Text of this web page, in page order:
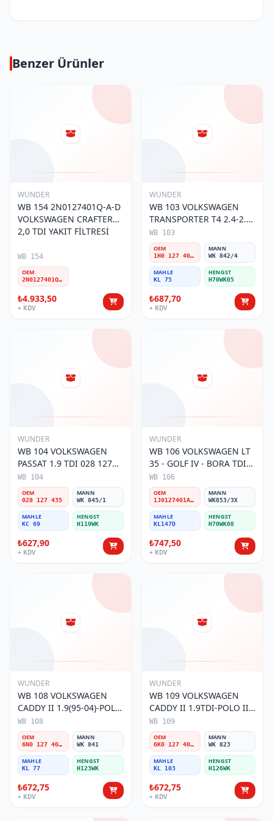
Benzer Ürünler
WUNDER
WB 154 2N0127401Q-A-D
VOLKSWAGEN CRAFTER
2,0 TDI YAKIT FİLTRESİ
WB 154
OEM
2N0127401Q-A-D
₺4.933,50
+ KDV
WUNDER
WB 103 VOLKSWAGEN
TRANSPORTER T4 2.4-2.5
MOTOR- CADDY E.M 1H0
127 401 C Yakıt/Mazot
Filtresi
WB 103
OEM
1H0 127 401 C
MANN
WK 842/4
MAHLE
KL 75
HENGST
H70WK05
₺687,70
+ KDV
WUNDER
WB 104 VOLKSWAGEN
PASSAT 1.9 TDI 028 127
435 Yakıt/Mazot Filtresi
WB 104
OEM
028 127 435
MANN
WK 845/1
MAHLE
KC 69
HENGST
H119WK
₺627,90
+ KDV
WUNDER
WB 106 VOLKSWAGEN LT
35 - GOLF IV - BORA TDI
1J0 127 401 Yakıt/Mazot
Filtresi
WB 106
OEM
1J0127401A/2D0127399/1J0127399A
MANN
WK853/3X
MAHLE
KL147D
HENGST
H70WK08
₺747,50
+ KDV
WUNDER
WB 108 VOLKSWAGEN
CADDY II 1.9(95-04)-POLO
III 1.9TDI 6N0 127 401 C
Yakıt/Mazot Filtresi
WB 108
OEM
6N0 127 401 C
MANN
WK 841
MAHLE
KL 77
HENGST
H123WK
₺672,75
+ KDV
WUNDER
WB 109 VOLKSWAGEN
CADDY II 1.9TDI-POLO III
1.9TDI 6K0 127 401 G
Yakıt/Mazot Filtresi
WB 109
OEM
6K0 127 401 G
MANN
WK 823
MAHLE
KL 103
HENGST
H126WK
₺672,75
+ KDV